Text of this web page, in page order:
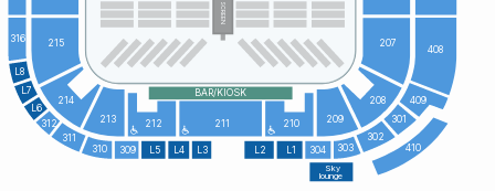
SCREEN
301
302
303
304
L1
L2
L3
L4
L5
309
310
311
312
L6
L7
L8
316
Sky
lounge
408
409
410
207
208
209
210
211
212
213
214
215
BAR/KIOSK